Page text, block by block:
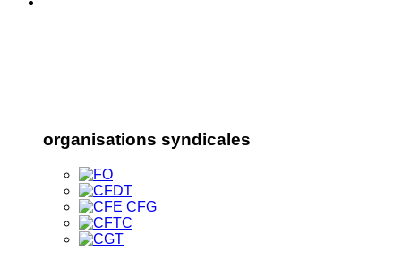
organisations syndicales